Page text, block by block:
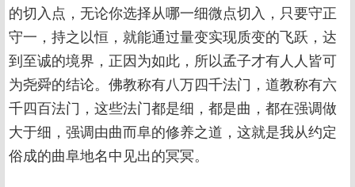
的切入点，无论你选择从哪一细微点切入，只要守正
守一，持之以恒，就能通过量变实现质变的飞跃，达
到至诚的境界，正因为如此，所以孟子才有人人皆可
为尧舜的结论。佛教称有八万四千法门，道教称有六
千四百法门，这些法门都是细，都是曲，都在强调做
大于细，强调由曲而阜的修养之道，这就是我从约定
俗成的曲阜地名中见出的冥冥。